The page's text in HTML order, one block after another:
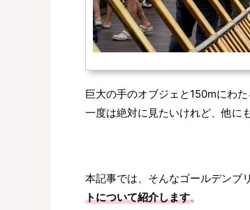
巨大の手のオブジェと150mにわ
一度は絶対に見たいけれど、他に
本記事では、そんなゴールデンブ
トについて紹介します。